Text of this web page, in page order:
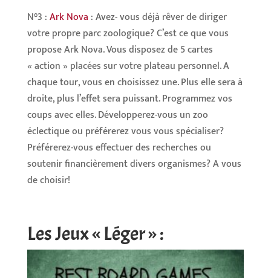
N°3 :Ark Nova : Avez- vous déjà rêver de diriger
votre propre parc zoologique? C’est ce que vous
propose Ark Nova. Vous disposez de 5 cartes
« action » placées sur votre plateau personnel. A
chaque tour, vous en choisissez une. Plus elle sera à
droite, plus l’effet sera puissant. Programmez vos
coups avec elles. Développerez-vous un zoo
éclectique ou préférerez vous vous spécialiser?
Préférerez-vous effectuer des recherches ou
soutenir financièrement divers organismes? A vous
de choisir!
Les Jeux « Léger » :